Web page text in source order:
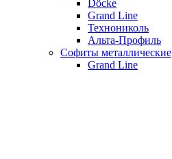
Döcke
Grand Line
Технониколь
Альта-Профиль
Софиты металлические
Grand Line